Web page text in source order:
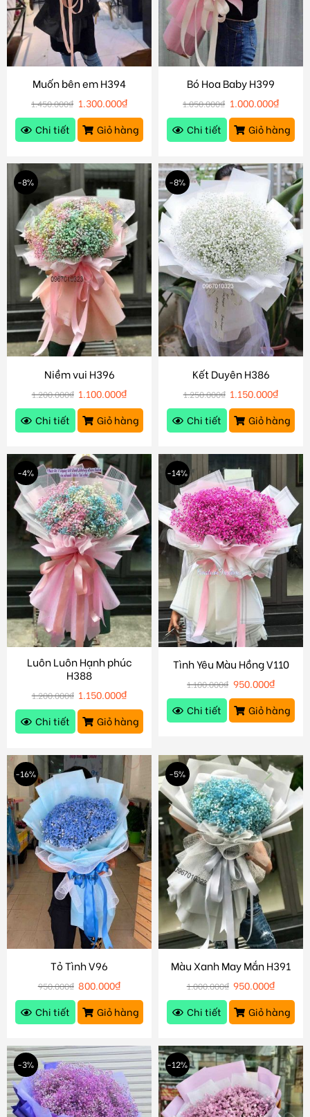
Muốn bên em H394
1.450.000₫ 1.300.000₫
Chi tiết
Giỏ hàng
Bó Hoa Baby H399
1.050.000₫ 1.000.000₫
Chi tiết
Giỏ hàng
-8%
Niềm vui H396
1.200.000₫ 1.100.000₫
Chi tiết
Giỏ hàng
-8%
Kết Duyên H386
1.250.000₫ 1.150.000₫
Chi tiết
Giỏ hàng
-4%
Luôn Luôn Hạnh phúc
H388
1.200.000₫ 1.150.000₫
Chi tiết
Giỏ hàng
-14%
Tình Yêu Màu Hồng V110
1.100.000₫ 950.000₫
Chi tiết
Giỏ hàng
-16%
Tỏ Tình V96
950.000₫ 800.000₫
Chi tiết
Giỏ hàng
-5%
Màu Xanh May Mắn H391
1.000.000₫ 950.000₫
Chi tiết
Giỏ hàng
-3% -12%